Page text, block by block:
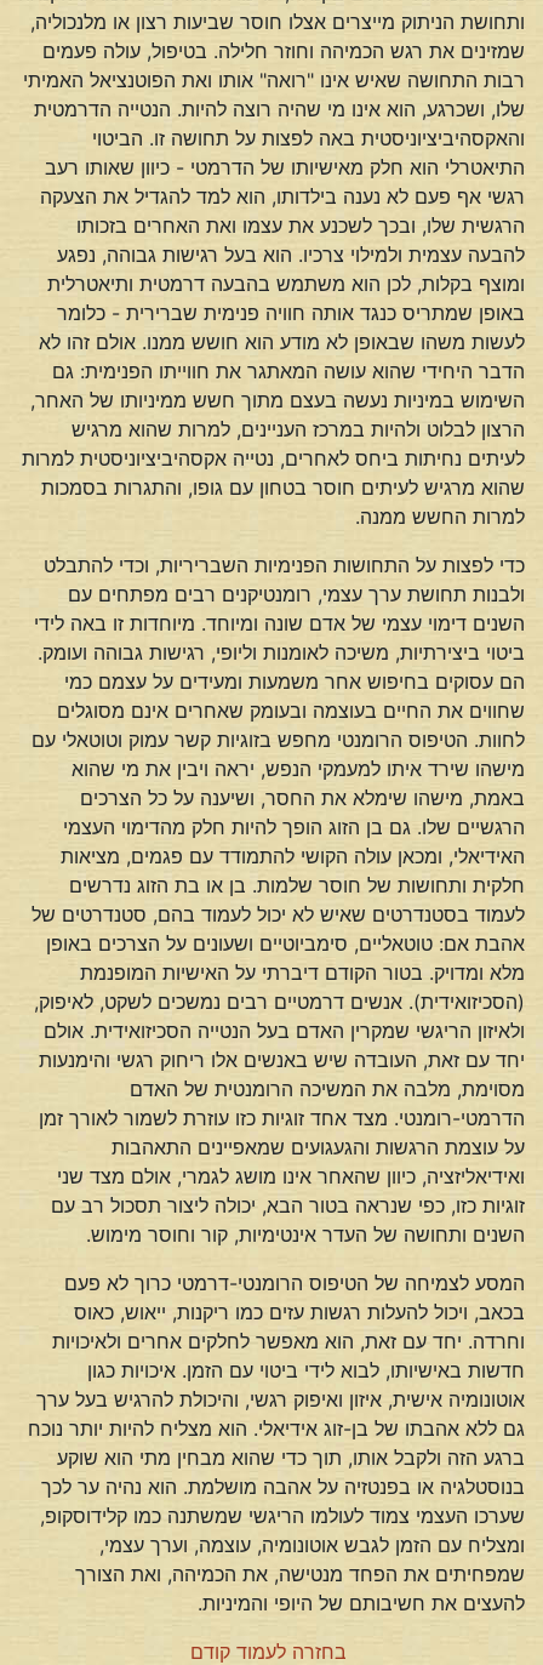
ותחושת הניתוק מייצרים אצלו חוסר שביעות רצון או מלנכוליה,
שמזינים את רגש הכמיהה וחוזר חלילה. בטיפול, עולה פעמים
רבות התחושה שאיש אינו "רואה" אותו ואת הפוטנציאל האמיתי
שלו, ושכרגע, הוא אינו מי שהיה רוצה להיות. הנטייה הדרמטית
והאקסהיביציוניסטית באה לפצות על תחושה זו. הביטוי
התיאטרלי הוא חלק מאישיותו של הדרמטי - כיוון שאותו רעב
רגשי אף פעם לא נענה בילדותו, הוא למד להגדיל את הצעקה
הרגשית שלו, ובכך לשכנע את עצמו ואת האחרים בזכותו
להבעה עצמית ולמילוי צרכיו. הוא בעל רגישות גבוהה, נפגע
ומוצף בקלות, לכן הוא משתמש בהבעה דרמטית ותיאטרלית
באופן שמתריס כנגד אותה חוויה פנימית שברירית - כלומר
לעשות משהו שבאופן לא מודע הוא חושש ממנו. אולם זהו לא
הדבר היחידי שהוא עושה המאתגר את חווייתו הפנימית: גם
השימוש במיניות נעשה בעצם מתוך חשש ממיניותו של האחר,
הרצון לבלוט ולהיות במרכז העניינים, למרות שהוא מרגיש
לעיתים נחיתות ביחס לאחרים, נטייה אקסהיביציוניסטית למרות
שהוא מרגיש לעיתים חוסר בטחון עם גופו, והתגרות בסמכות
למרות החשש ממנה.
כדי לפצות על התחושות הפנימיות השבריריות, וכדי להתבלט
ולבנות תחושת ערך עצמי, רומנטיקנים רבים מפתחים עם
השנים דימוי עצמי של אדם שונה ומיוחד. מיוחדות זו באה לידי
ביטוי ביצירתיות, משיכה לאומנות וליופי, רגישות גבוהה ועומק.
הם עסוקים בחיפוש אחר משמעות ומעידים על עצמם כמי
שחווים את החיים בעוצמה ובעומק שאחרים אינם מסוגלים
לחוות. הטיפוס הרומנטי מחפש בזוגיות קשר עמוק וטוטאלי עם
מישהו שירד איתו למעמקי הנפש, יראה ויבין את מי שהוא
באמת, מישהו שימלא את החסר, ושיענה על כל הצרכים
הרגשיים שלו. גם בן הזוג הופך להיות חלק מהדימוי העצמי
האידיאלי, ומכאן עולה הקושי להתמודד עם פגמים, מציאות
חלקית ותחושות של חוסר שלמות. בן או בת הזוג נדרשים
לעמוד בסטנדרטים שאיש לא יכול לעמוד בהם, סטנדרטים של
אהבת אם: טוטאליים, סימביוטיים ושעונים על הצרכים באופן
מלא ומדויק. בטור הקודם דיברתי על האישיות המופנמת
(הסכיזואידית). אנשים דרמטיים רבים נמשכים לשקט, לאיפוק,
ולאיזון הריגשי שמקרין האדם בעל הנטייה הסכיזואידית. אולם
יחד עם זאת, העובדה שיש באנשים אלו ריחוק רגשי והימנעות
מסוימת, מלבה את המשיכה הרומנטית של האדם
הדרמטי-רומנטי. מצד אחד זוגיות כזו עוזרת לשמור לאורך זמן
על עוצמת הרגשות והגעגועים שמאפיינים התאהבות
ואידיאליזציה, כיוון שהאחר אינו מושג לגמרי, אולם מצד שני
זוגיות כזו, כפי שנראה בטור הבא, יכולה ליצור תסכול רב עם
השנים ותחושה של העדר אינטימיות, קור וחוסר מימוש.
המסע לצמיחה של הטיפוס הרומנטי-דרמטי כרוך לא פעם
בכאב, ויכול להעלות רגשות עזים כמו ריקנות, ייאוש, כאוס
וחרדה. יחד עם זאת, הוא מאפשר לחלקים אחרים ולאיכויות
חדשות באישיותו, לבוא לידי ביטוי עם הזמן. איכויות כגון
אוטונומיה אישית, איזון ואיפוק רגשי, והיכולת להרגיש בעל ערך
גם ללא אהבתו של בן-זוג אידיאלי. הוא מצליח להיות יותר נוכח
ברגע הזה ולקבל אותו, תוך כדי שהוא מבחין מתי הוא שוקע
בנוסטלגיה או בפנטזיה על אהבה מושלמת. הוא נהיה ער לכך
שערכו העצמי צמוד לעולמו הריגשי שמשתנה כמו קלידוסקופ,
ומצליח עם הזמן לגבש אוטונומיה, עוצמה, וערך עצמי,
שמפחיתים את הפחד מנטישה, את הכמיהה, ואת הצורך
להעצים את חשיבותם של היופי והמיניות.
בחזרה לעמוד קודם